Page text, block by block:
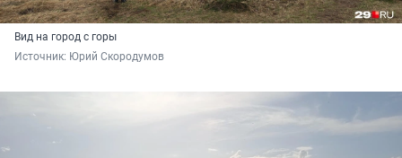
Вид на город с горы
Источник: Юрий Скородумов